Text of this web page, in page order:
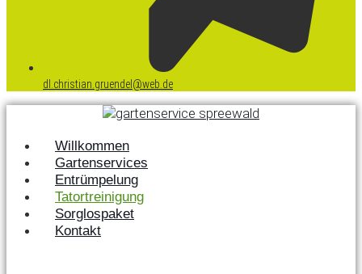
dl.christian.gruendel@web.de
Willkommen
Gartenservices
Entrümpelung
Tatortreinigung
Sorglospaket
Kontakt